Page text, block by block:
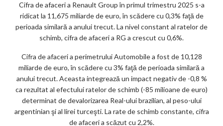
Cifra de afaceri a Renault Group în primul trimestru 2025 s-a
ridicat la 11,675 miliarde de euro, în scădere cu 0,3% faţă de
perioada similară a anului trecut. La nivel constant al ratelor de
schimb, cifra de afaceri a RG a crescut cu 0,6%.
Cifra de afaceri a perimetrului Automobile a fost de 10,128
miliarde de euro, în scădere cu 3% faţă de perioada similară a
anului trecut. Aceasta integrează un impact negativ de -0,8 %
ca rezultat al efectului ratelor de schimb (-85 milioane de euro)
determinat de devalorizarea Real-ului brazilian, al peso-ului
argentinian şi al lirei turceşti. La rate de schimb constante, cifra
de afaceri a scăzut cu 2,2%.